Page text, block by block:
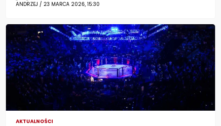
ANDRZEJ / 23 MARCA 2026, 15:30
AKTUALNOŚCI